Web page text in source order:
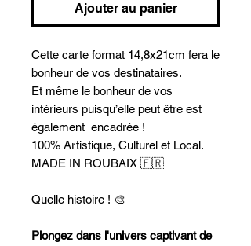
Ajouter au panier
Cette carte format 14,8x21cm fera le
bonheur de vos destinataires.
Et même le bonheur de vos
intérieurs puisqu’elle peut être est
également encadrée !
100% Artistique, Culturel et Local.
MADE IN ROUBAIX 🇫🇷
Quelle histoire ! 🎨
Plongez dans l'univers captivant de